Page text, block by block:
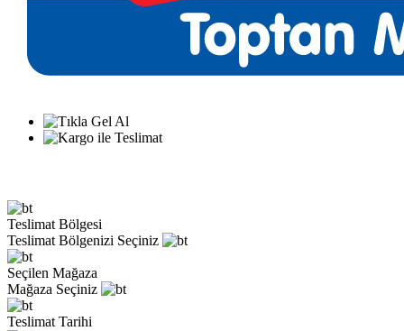
Teslimat Bölgesi
Teslimat Bölgenizi Seçiniz
Seçilen Mağaza
Mağaza Seçiniz
Teslimat Tarihi